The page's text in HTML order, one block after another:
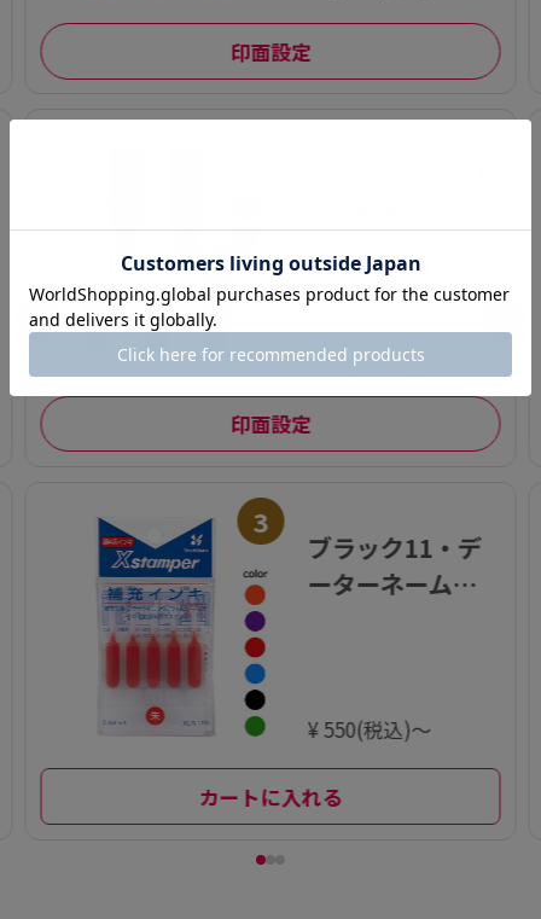
印面設定
レス【別注品】
¥ 4,950(税込)～
印面設定
3
ブラック11・デ
ーターネーム・
¥ 550(税込)～
カートに入れる